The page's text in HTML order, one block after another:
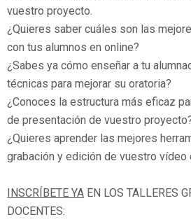
vuestro proyecto.
¿Quieres saber cuáles son las
con tus alumnos en online?
¿Sabes ya cómo enseñar a tu
técnicas para mejorar su oratoria?
¿Conoces la estructura más eficaz
de presentación de vuestro
¿Quieres aprender las mejores
grabación y edición de vuestro vídeo
INSCRÍBETE YA EN LOS TALLERES
DOCENTES: